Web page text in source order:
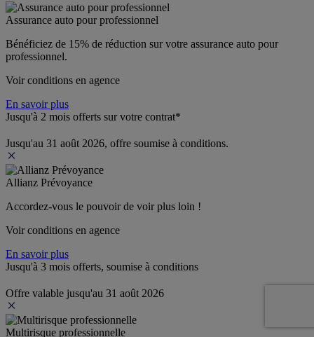
Assurance auto pour professionnel
Bénéficiez de 15% de réduction sur votre assurance auto pour
professionnel.
Voir conditions en agence
En savoir plus
Jusqu'à 2 mois offerts sur votre contrat*
Jusqu'au 31 août 2026, offre soumise à conditions.
Allianz Prévoyance
Accordez-vous le pouvoir de voir plus loin !
Voir conditions en agence
En savoir plus
Jusqu'à 3 mois offerts, soumise à conditions
Offre valable jusqu'au 31 août 2026
Multirisque professionnelle